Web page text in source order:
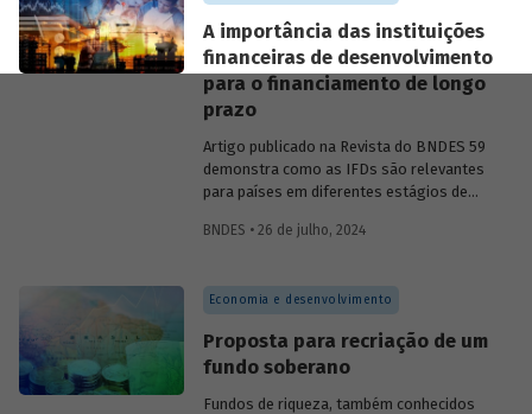
A importância das instituições
financeiras de desenvolvimento
para o financiamento de longo
prazo
Artigo publicado na Revista do BNDES 59
demonstra como as IFDs são relevantes
para países em diferentes estágios de
de estabilidade quanto nos de crise
Confira uma prévia do texto e acesse o
BNDES • 26 de julho, 2024
Economia e desenvolvimento
Proposta para recriação de um
fundo soberano
Fundos de riqueza, também conhecidos